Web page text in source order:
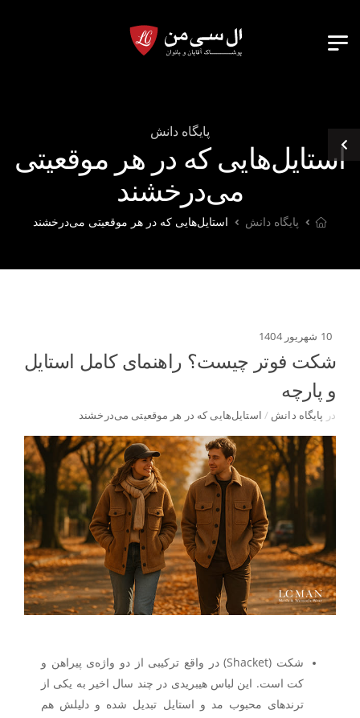
پایگاه دانش
استایل‌هایی که در هر موقعیتی
می‌درخشند
پایگاه دانش استایل‌هایی که در هر موقعیتی می‌درخشند
10 شهریور 1404
شکت فوتر چیست؟ راهنمای کامل استایل
و پارچه
در پایگاه دانش / استایل‌هایی که در هر موقعیتی می‌درخشند
شکت (Shacket) در واقع ترکیبی از دو واژه‌ی
پیراهن و
کت است. این لباس هیبریدی در چند سال اخیر به یکی از
ترندهای محبوب مد و استایل تبدیل شده و دلیلش هم